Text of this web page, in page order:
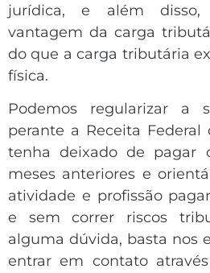
jurídica, e além
vantagem da carga
do que a carga tributária
física.
Podemos regularizar a
perante a Receita Federal
tenha deixado de pagar
meses anteriores e
atividade e profissão
e sem correr riscos
alguma dúvida, basta nos
entrar em contato